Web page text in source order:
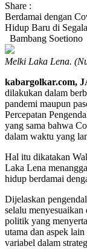
Share :
Berdamai dengan
Hidup Baru di
Bambang Soetiono
Melki Laka Lena.
kabargolkar.com,
dilakukan dalam
pandemi maupun
Percepatan
yang sama bahwa
dalam waktu yang
Hal itu dikatakan
Laka Lena
hidup berdamai
Dijelaskan
selalu menyesuaikan
politik yang
utama dan aspek
variabel dalam